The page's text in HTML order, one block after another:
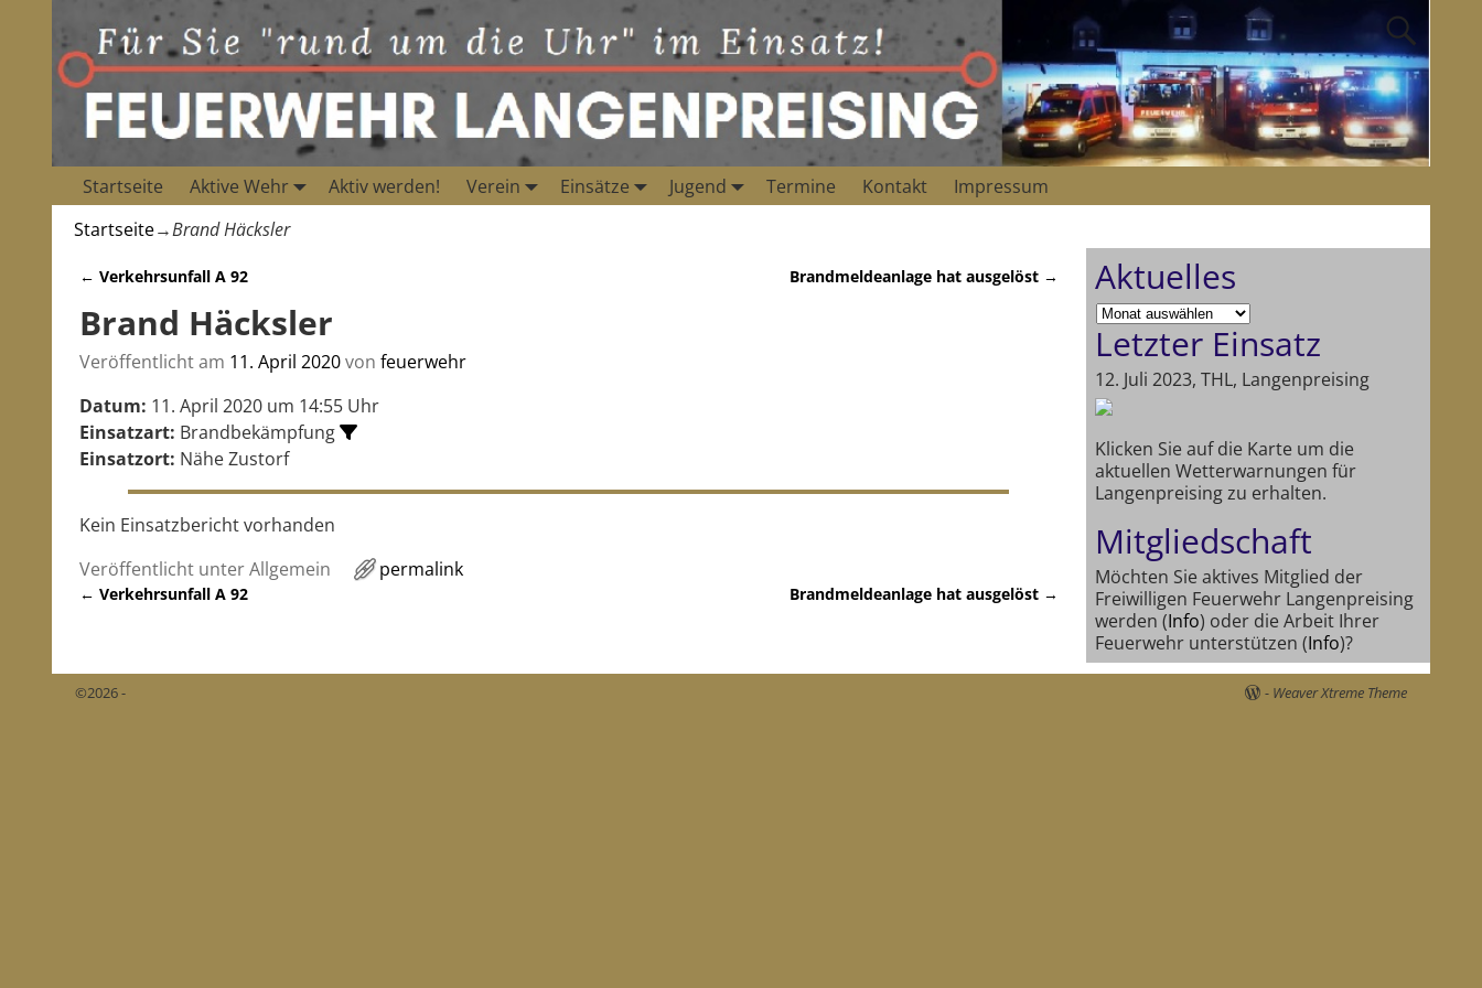
Startseite Aktive Wehr Aktiv werden! Verein Einsätze Jugend Termine Kontakt
Impressum
Startseite→Brand Häcksler
← Verkehrsunfall A 92 Brandmeldeanlage hat ausgelöst →
Brand Häcksler
Veröffentlicht am 11. April 2020von feuerwehr
Datum: 11. April 2020 um 14:55 Uhr
Einsatzart: Brandbekämpfung
Einsatzort: Nähe Zustorf
Kein Einsatzbericht vorhanden
Veröffentlicht unterAllgemein permalink
← Verkehrsunfall A 92 Brandmeldeanlage hat ausgelöst →
Aktuelles
Letzter Einsatz
12. Juli 2023, THL, Langenpreising
Klicken Sie auf die Karte um die
aktuellen Wetterwarnungen für
Langenpreising zu erhalten.
Mitgliedschaft
Möchten Sie aktives Mitglied der
Freiwilligen Feuerwehr Langenpreising
werden (Info) oder die Arbeit Ihrer
Feuerwehr unterstützen (Info)?
©2026 - - Weaver Xtreme Theme